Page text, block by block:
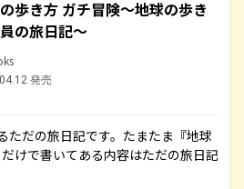
歩き方 ガチ冒険～地球の歩き
の旅日記～
発売
ただの旅日記です。たまたま『地球
けで書いてある内容はただの旅日記